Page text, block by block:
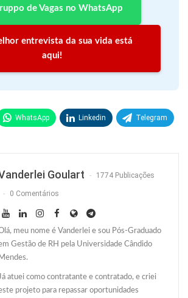
de Vagas no WhatsApp
entrevista da sua vida está
aqui!
WhatsApp Linkedin Telegram
Goulart 1774 Publicações
0 Comentários
meu nome é Vanderlei e sou Pós-Graduado
Gestão de RH pela Universidade Cândido
Mendes.
atuei como contratante e contratado, e criei
projeto para repassar oportunidades